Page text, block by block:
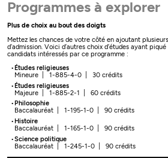
Programmes à explorer
Plus de choix au bout des doigts
Mettez les chances de votre côté en ajoutant
d’admission. Voici d’autres choix d’études ayant
candidats intéressés par ce programme :
Études religieuses
Mineure | 1-885-4-0 | 30 crédits
Études religieuses
Majeure | 1-885-2-1 | 60 crédits
Philosophie
Baccalauréat | 1-195-1-0 | 90 crédits
Histoire
Baccalauréat | 1-165-1-0 | 90 crédits
Science politique
Baccalauréat | 1-245-1-0 | 90 crédits